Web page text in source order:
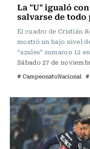
La "U" igualó
salvarse de
El cuadro de Cristián
mostró un bajo nivel
“azules” sumaron 12
Sábado 27 de
# CampeonatoNacional